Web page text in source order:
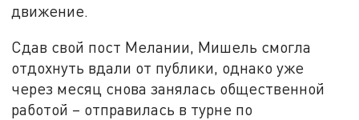
движение.
Сдав свой пост Мелании, Мишель смогла
отдохнуть вдали от публики, однако уже
через месяц снова занялась общественной
работой – отправилась в турне по